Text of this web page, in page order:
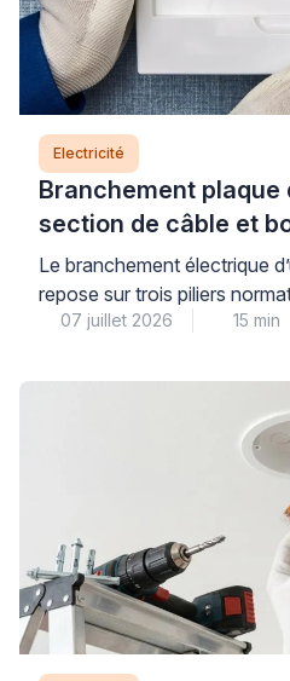
Electricité
Branchement plaque
section de câble et
la norme ?
Le branchement électrique
repose sur trois piliers
adaptée (6 mm² pour les
conforme à la norme NF C
connexions dimensionnées
requise. Comprendre ces
07 juillet 2026 15 min